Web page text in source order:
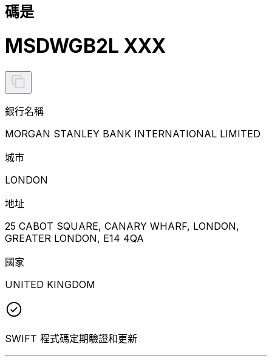
碼是
MSDWGB2L XXX
銀行名稱
MORGAN STANLEY BANK INTERNATIONAL LIMITED
城市
LONDON
地址
25 CABOT SQUARE, CANARY WHARF, LONDON,
GREATER LONDON, E14 4QA
國家
UNITED KINGDOM
SWIFT 程式碼定期驗證和更新